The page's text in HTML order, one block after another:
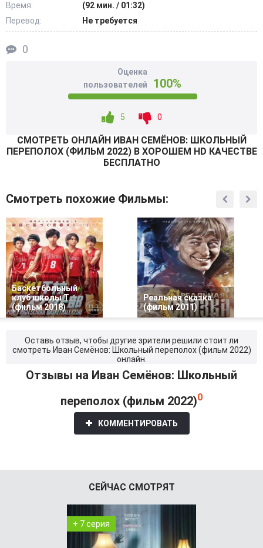
раз и навсегда избавиться от этого кошмара,
преподавателям приходиться применить особые меры.
Время:
(92 мин. / 01:32)
Перевод:
Не требуется
0
Оценка
пользователей
100%
5 0
СМОТРEТЬ ОНЛАЙН ИВАН СЕМЁНОВ: ШКОЛЬНЫЙ
ПЕРЕПОЛОХ (ФИЛЬМ 2022) В ХОРОШЕМ HD КАЧЕСТВЕ
БЕСПЛАТНО
Смотреть похожие Фильмы:
Баскетбольный
клуб школы Т
(фильм 2018)
Реальная сказка
(фильм 2011)
Оставь отзыв, чтобы другие зрители решили стоит ли
смотреть Иван Семёнов: Школьный переполох (фильм 2022)
онлайн.
Отзывы на Иван Семёнов: Школьный
переполох (фильм 2022)0
КОММЕНТИРОВАТЬ
СЕЙЧАС СМОТРЯТ
+ 7 серия